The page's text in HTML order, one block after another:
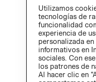
Utilizamos
tecnologías de
funcionalidad
experiencia de
personalizada
informativos en
sociales. Con
los patrones de
Al hacer clic en